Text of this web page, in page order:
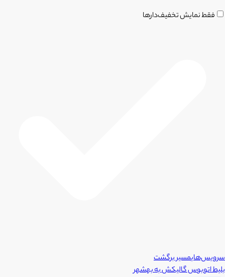
فقط نمایش تخفیف‌دارها
سرویس‌هایمسیر برگشت
بلیط اتوبوسگالیکشبهبهشهر